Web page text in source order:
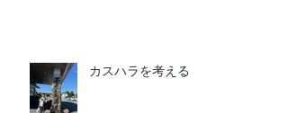
カスハラを考える